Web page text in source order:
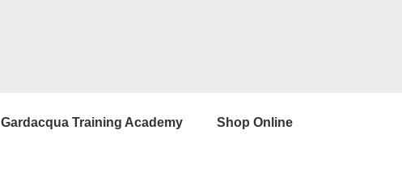
Gardacqua Training Academy Shop Online